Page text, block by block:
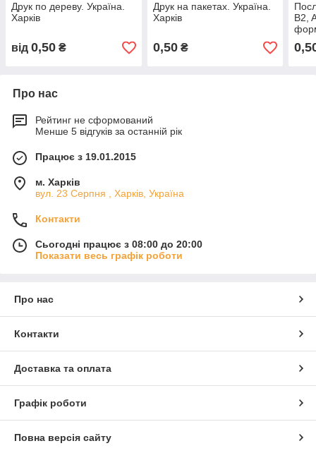
Друк по дереву. Україна.
Харків
від 0,50 ₴
Друк на пакетах. Україна.
Харків
0,50₴
B2,
Про нас
Рейтинг не сформований
Менше 5 відгуків за останній рік
Працює з 19.01.2015
м. Харків
вул. 23 Серпня , Харків, Україна
Контакти
Сьогодні працює з 08:00 до 20:00
Показати весь графік роботи
Про нас
Контакти
Доставка та оплата
Графік роботи
Повна версія сайту